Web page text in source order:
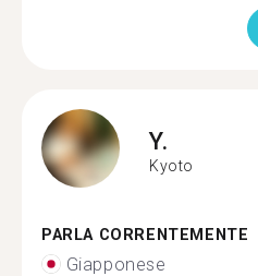
Y.
Kyoto
PARLA CORRENTEMENTE
Giapponese